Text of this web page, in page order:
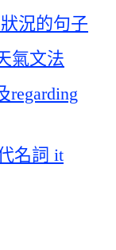
況的句子
氣文法
regarding
名詞 it